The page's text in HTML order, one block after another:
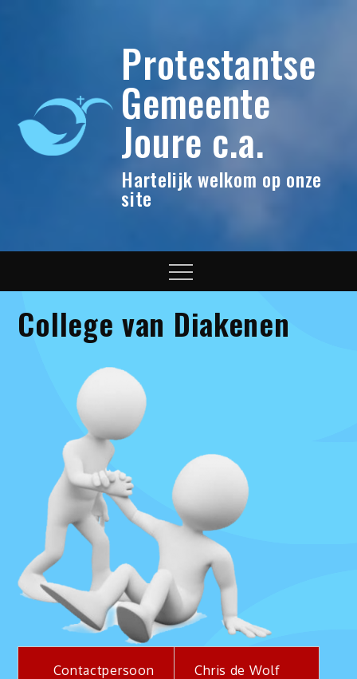
Protestantse
Gemeente
Joure c.a.
Hartelijk welkom op onze
site
Menu
College van Diakenen
Contactpersoon Chris de Wolf